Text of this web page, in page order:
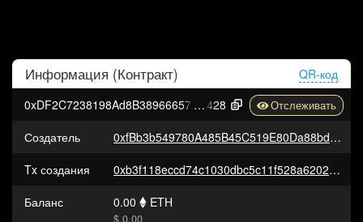
Информация (Контракт)
QR-код
0xDF2C7238198Ad8B389666574f2d8bc411A4b7
428
Создатель
0xfBb3b549780A485B45C519E80Da88bdE75E2c2Ee
Tx создания
0xb3f118eccd74c1030dbc5c11f528a6202192fe34d781f567d8c2a369a8a79f2f
Баланс
0.00 ETH
$ 0.00